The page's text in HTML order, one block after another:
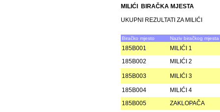
MILIĆI BIRAČKA MJESTA
UKUPNI REZULTATI ZA MILIĆI
Biračko mjesto Naziv biračkog mjesta
185B001
MILIĆI 1
185B002
MILIĆI 2
185B003 MILIĆI 3
185B004
MILIĆI 4
185B005
ZAKLOPAČA